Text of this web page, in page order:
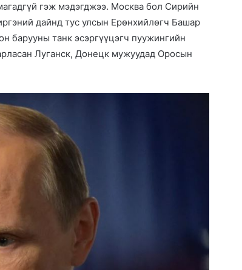
гэж мэдэгджээ. Москва бол Сирийн
дайнд тус улсын Ерөнхийлөгч Башар
барууны танк эсэргүүцэгч пуужингийн
Луганск, Донецк мужуудад Оросын